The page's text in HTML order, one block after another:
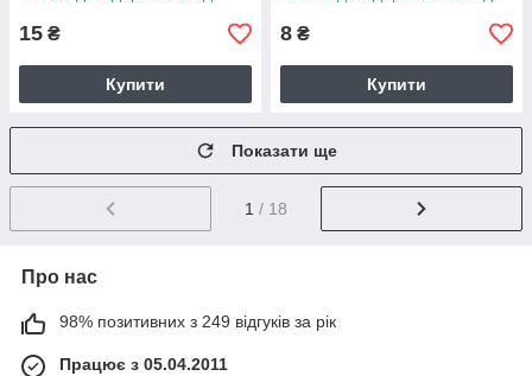
15 ₴
Купити
8 ₴
Купити
Показати ще
1 / 18
Про нас
98% позитивних з 249 відгуків за рік
Працює з 05.04.2011